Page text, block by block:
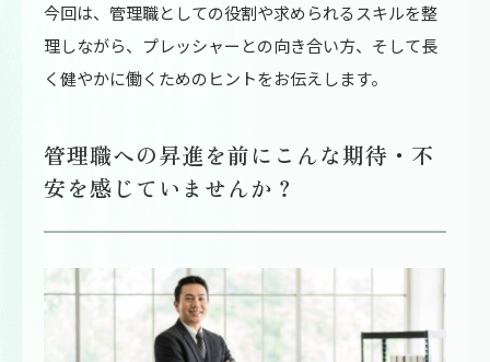
今回は、管理職としての役割や求められるスキルを整
理しながら、プレッシャーとの向き合い方、そして長
く健やかに働くためのヒントをお伝えします。
管理職への昇進を前にこんな期待・不
安を感じていませんか？